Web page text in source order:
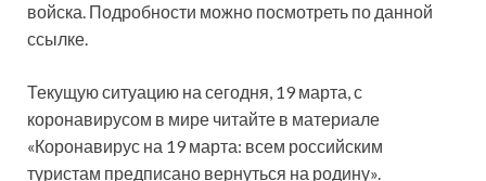
войска. Подробности можно посмотреть по данной
ссылке.
Текущую ситуацию на сегодня, 19 марта, с
коронавирусом в мире читайте в материале
«Коронавирус на 19 марта: всем российским
туристам предписано вернуться на родину».